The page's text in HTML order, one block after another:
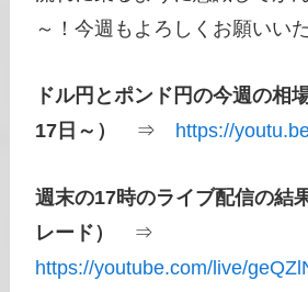
～！今週もよろしくお願いい
ドル円とポンド円の今週の相
17日～） ⇒ https://
週末の17時のライブ配信の結
レード）
⇒
https://youtube.com/live/